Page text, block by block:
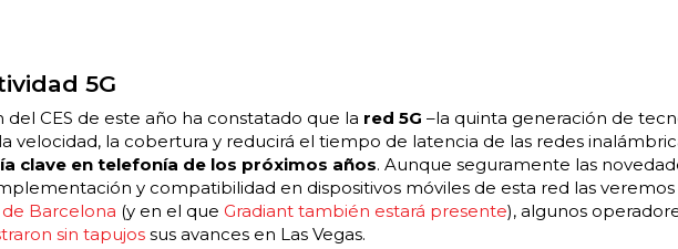
5G
del CES de este año ha constatado que la red 5G –la quinta generación de
velocidad, la cobertura y reducirá el tiempo de latencia de las redes
clave en telefonía de los próximos años. Aunque seguramente las
y compatibilidad en dispositivos móviles de esta red las veremos
de Barcelona (y en el que Gradiant también estará presente), algunos
sin tapujossus avances en Las Vegas.